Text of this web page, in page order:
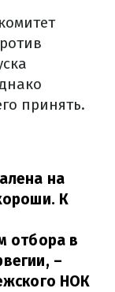
принять.
на
К
отбора в
–
НОК